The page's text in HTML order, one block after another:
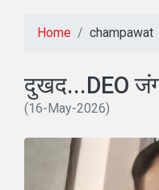
Home champawat
दुखद...DEO
(16-May-2026)